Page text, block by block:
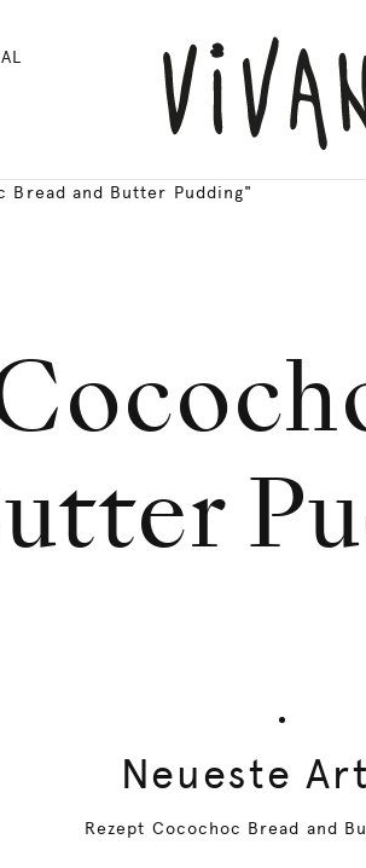
Bread and Butter Pudding"
Neueste
Rezept Cocochoc Bread and